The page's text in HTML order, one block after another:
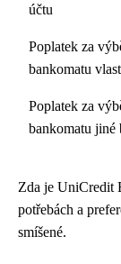
účtu
Poplatek za
bankomatu
Poplatek za
bankomatu jiné
Zda je UniCredit
potřebách a
smíšené.